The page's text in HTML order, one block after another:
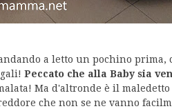
a letto un pochino prima,
Peccato che alla Baby sia
Ma d'altronde è il
che non se ne vanno